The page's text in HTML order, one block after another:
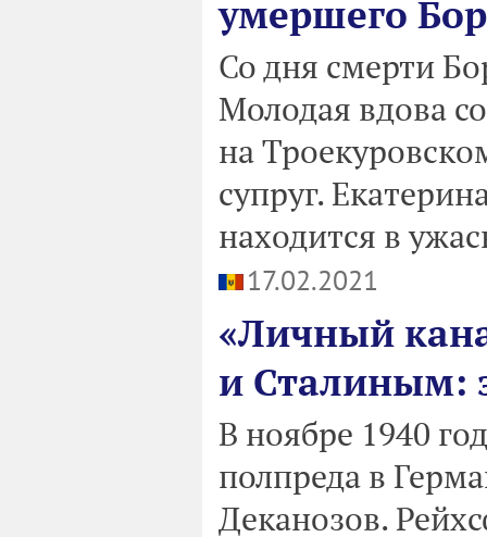
умершего
Со дня смерти
Молодая вдова
на
супруг.
находится в
17.02.2021
«Личный
и Сталиным:
В ноябре 1940
полпреда в
Деканозов.